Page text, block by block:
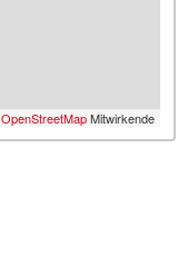
OpenStreetMapMitwirkende